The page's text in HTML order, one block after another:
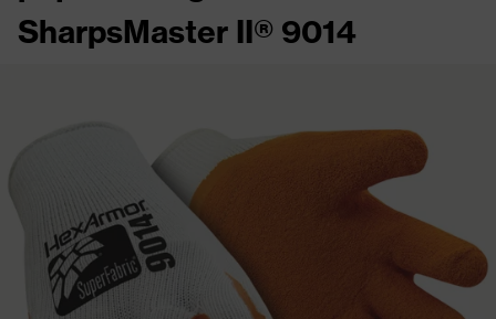
SharpsMaster II® 9014